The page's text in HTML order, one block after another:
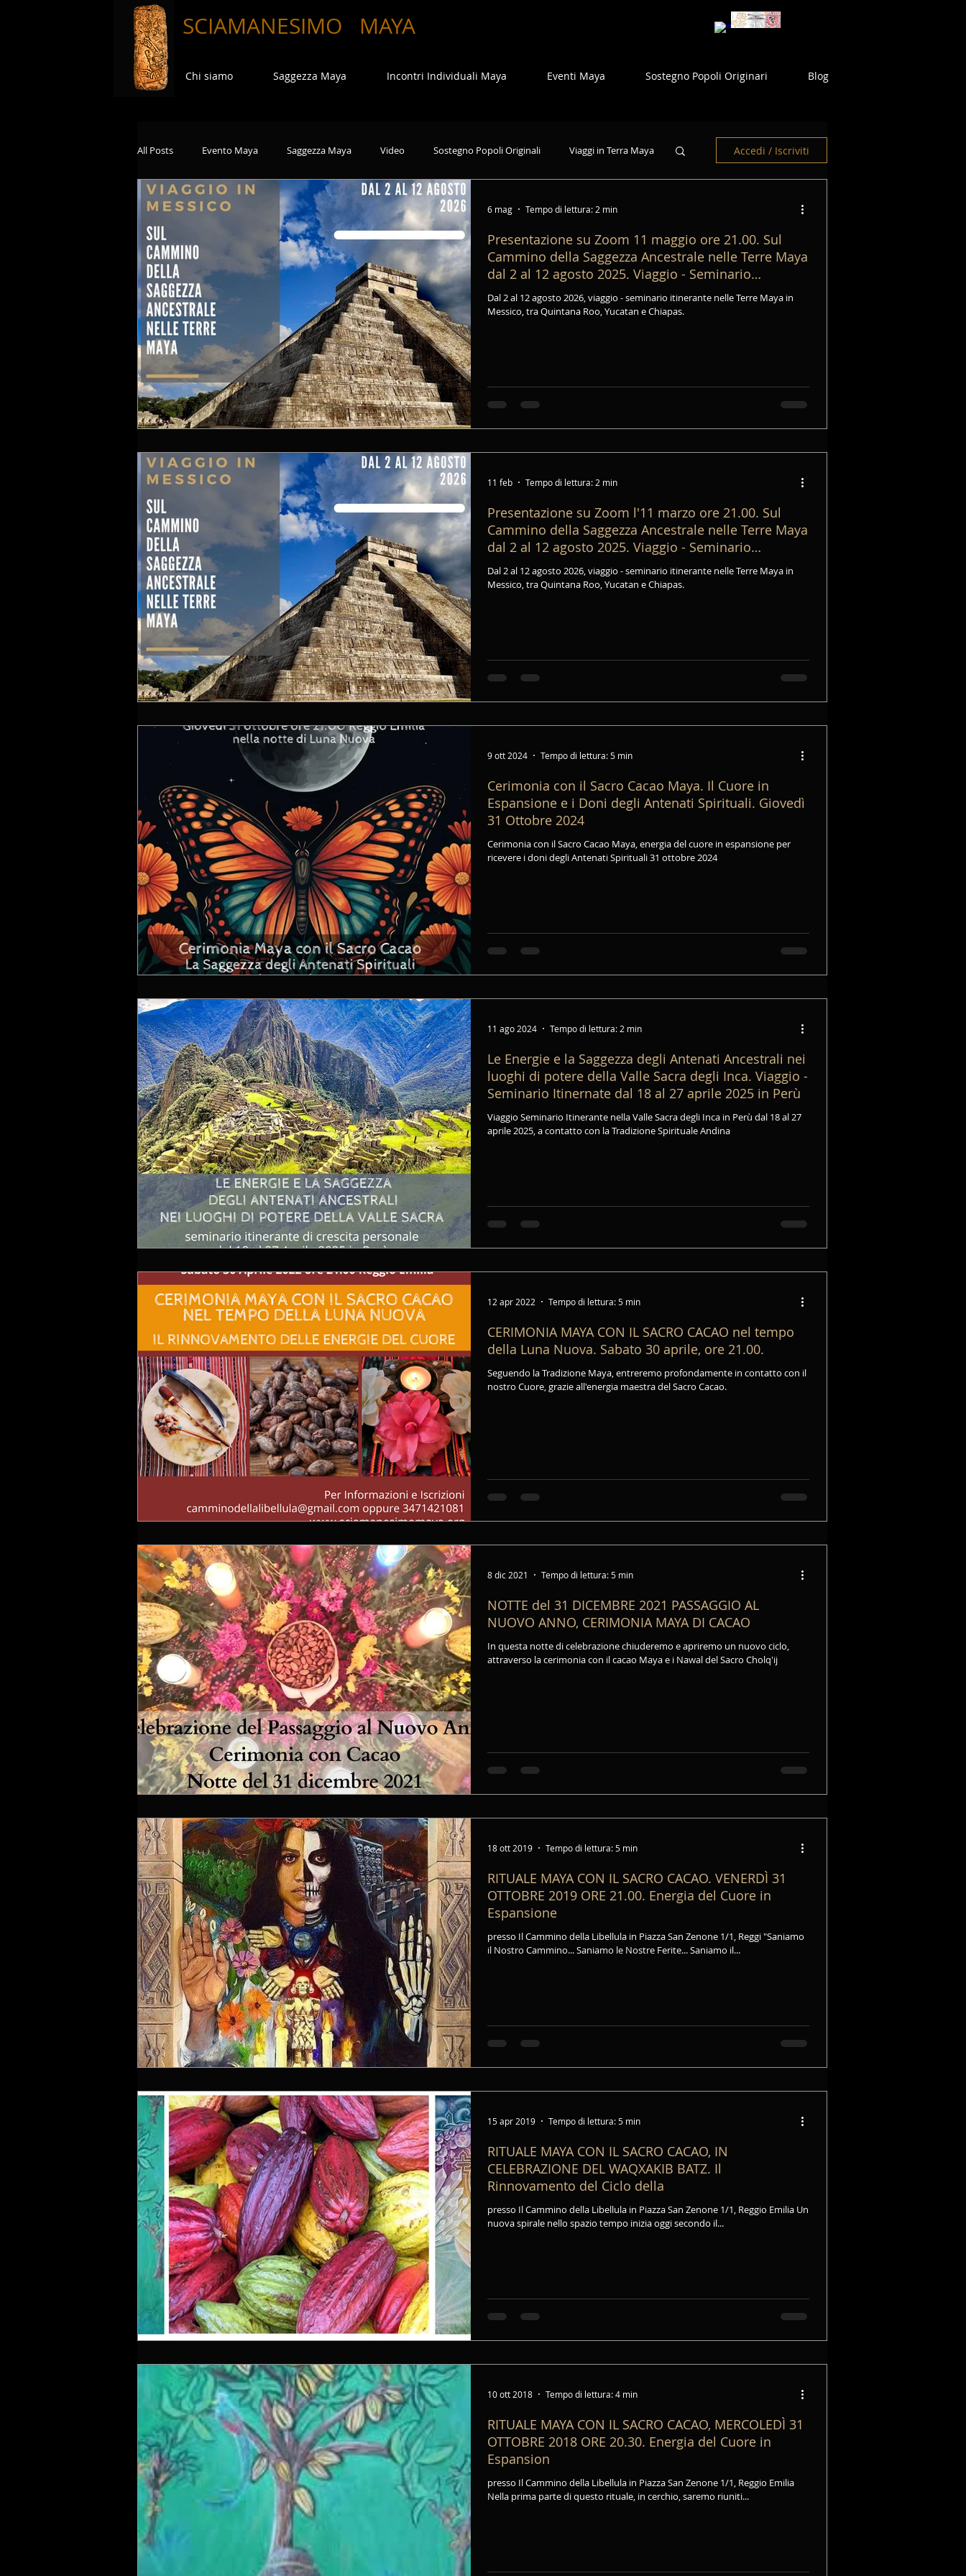
SCIAMANESIMO MAYA
Chi siamo Saggezza Maya Incontri Individuali Maya Eventi Maya Sostegno Popoli Originari Blog
All Posts Evento Maya Saggezza Maya Video Sostegno Popoli Originali Viaggi in Terra Maya
Viaggi in Terre Sacre
Accedi / Iscriviti
Presentazione su Zoom 11 maggio ore 21.00. Sul
Cammino della Saggezza Ancestrale nelle Terre Maya
dal 2 al 12 agosto 2025. Viaggio - Seminario
Itinerante in Messico.
Dal 2 al 12 agosto 2026, viaggio - seminario itinerante nelle Terre Maya in
Messico, tra Quintana Roo, Yucatan e Chiapas.
6 mag Tempo di lettura: 2 min
Presentazione su Zoom l'11 marzo ore 21.00. Sul
Cammino della Saggezza Ancestrale nelle Terre Maya
dal 2 al 12 agosto 2025. Viaggio - Seminario
Itinerante in Messico.
Dal 2 al 12 agosto 2026, viaggio - seminario itinerante nelle Terre Maya in
Messico, tra Quintana Roo, Yucatan e Chiapas.
11 feb Tempo di lettura: 2 min
Cerimonia con il Sacro Cacao Maya. Il Cuore in
Espansione e i Doni degli Antenati Spirituali. Giovedì
31 Ottobre 2024
Cerimonia con il Sacro Cacao Maya, energia del cuore in espansione per
ricevere i doni degli Antenati Spirituali 31 ottobre 2024
9 ott 2024 Tempo di lettura: 5 min
Le Energie e la Saggezza degli Antenati Ancestrali nei
luoghi di potere della Valle Sacra degli Inca. Viaggio -
Seminario Itinernate dal 18 al 27 aprile 2025 in Perù
Viaggio Seminario Itinerante nella Valle Sacra degli Inca in Perù dal 18 al 27
aprile 2025, a contatto con la Tradizione Spirituale Andina
11 ago 2024 Tempo di lettura: 2 min
CERIMONIA MAYA CON IL SACRO CACAO nel tempo
della Luna Nuova. Sabato 30 aprile, ore 21.00.
Seguendo la Tradizione Maya, entreremo profondamente in contatto con il
nostro Cuore, grazie all'energia maestra del Sacro Cacao.
12 apr 2022 Tempo di lettura: 5 min
NOTTE del 31 DICEMBRE 2021 PASSAGGIO AL
NUOVO ANNO, CERIMONIA MAYA DI CACAO
In questa notte di celebrazione chiuderemo e apriremo un nuovo ciclo,
attraverso la cerimonia con il cacao Maya e i Nawal del Sacro Cholq'ij
8 dic 2021 Tempo di lettura: 5 min
RITUALE MAYA CON IL SACRO CACAO. VENERDÌ 31
OTTOBRE 2019 ORE 21.00. Energia del Cuore in
Espansione
presso Il Cammino della Libellula in Piazza San Zenone 1/1, Reggi "Saniamo
il Nostro Cammino... Saniamo le Nostre Ferite... Saniamo il...
18 ott 2019 Tempo di lettura: 5 min
RITUALE MAYA CON IL SACRO CACAO, IN
CELEBRAZIONE DEL WAQXAKIB BATZ. Il
Rinnovamento del Ciclo della
presso Il Cammino della Libellula in Piazza San Zenone 1/1, Reggio Emilia Un
nuova spirale nello spazio tempo inizia oggi secondo il...
15 apr 2019 Tempo di lettura: 5 min
RITUALE MAYA CON IL SACRO CACAO, MERCOLEDÌ 31
OTTOBRE 2018 ORE 20.30. Energia del Cuore in
Espansion
presso Il Cammino della Libellula in Piazza San Zenone 1/1, Reggio Emilia
Nella prima parte di questo rituale, in cerchio, saremo riuniti...
10 ott 2018 Tempo di lettura: 4 min